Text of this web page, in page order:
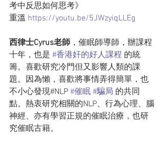
考中反思如何思考》
重溫 https://youtu.be/5JWzyiqLLEg
西律士Cyrus老師 ，催眠師導師，辦課程
十年，也是 #香港奸的好人課程 的統
籌。喜歡研究冷門但又影響人類的課
題。因為懶，喜歡將事情弄得簡單，也
不小心發現#NLP #催眠 #騙局 的共同
點。熱衷研究相關的NLP、行為心理、腦
神經、亦有學習正規的催眠治療，也研
究催眠古籍。